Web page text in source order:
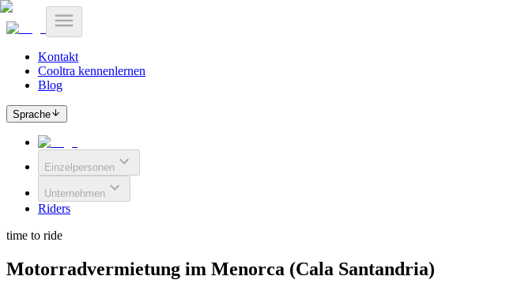
Kontakt
Cooltra kennenlernen
Blog
Sprache
Einzelpersonen
Unternehmen
Riders
time to ride
Motorradvermietung im Menorca (Cala Santandria)